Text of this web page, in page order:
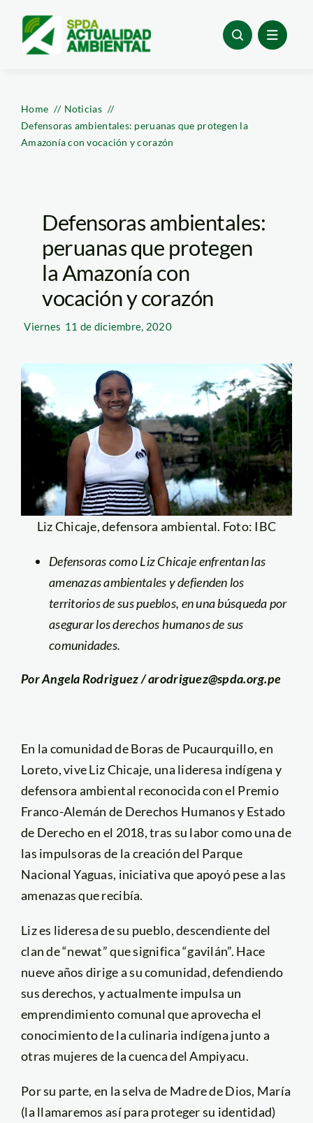
content
Home
Noticias
Defensoras ambientales: peruanas que protegen la
Amazonía con vocación y corazón
Defensoras ambientales:
peruanas que protegen
la Amazonía con
vocación y corazón
Viernes 11 de diciembre, 2020
Liz Chicaje, defensora ambiental. Foto: IBC
Defensoras como Liz Chicaje enfrentan las
amenazas ambientales y defienden los
territorios de sus pueblos, en una búsqueda por
asegurar los derechos humanos de sus
comunidades.
Por Angela Rodriguez / arodriguez@spda.org.pe
En la comunidad de Boras de Pucaurquillo, en
Loreto, vive Liz Chicaje, una lideresa indígena y
defensora ambiental reconocida con el Premio
Franco-Alemán de Derechos Humanos y Estado
de Derecho en el 2018, tras su labor como una de
las impulsoras de la creación del Parque
Nacional Yaguas, iniciativa que apoyó pese a las
amenazas que recibía.
Liz es lideresa de su pueblo, descendiente del
clan de “newat” que significa “gavilán”. Hace
nueve años dirige a su comunidad, defendiendo
sus derechos, y actualmente impulsa un
emprendimiento comunal que aprovecha el
conocimiento de la culinaria indígena junto a
otras mujeres de la cuenca del Ampiyacu.
Por su parte, en la selva de Madre de Dios, María
(la llamaremos así para proteger su identidad)